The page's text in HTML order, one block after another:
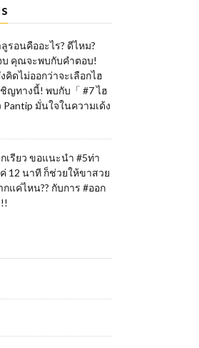
รอนคืออะไร? ดีไหม?
บ คุณจะพบกับคำตอบ!
คิดไม่ออกว่าจะเลือกไฮ
ญทางนี้! พบกับ「 #7 ไฮ
มั่นใจในความเด้ง
เรียว ขอแนะนำ #5ท่า
12 นาที ก็ช่วยให้ขาสวย
แค่ไหน?? กับการ #ออก